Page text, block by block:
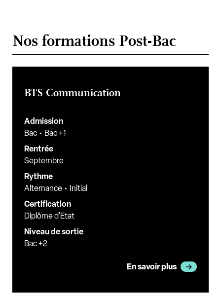
Nos formations Post-Bac
BTS Communication
Admission
Bac
Bac +1
Rentrée
Septembre
Rythme
Alternance
Initial
Certification
Diplôme d’Etat
Niveau de sortie
Bac +2
En savoir plus